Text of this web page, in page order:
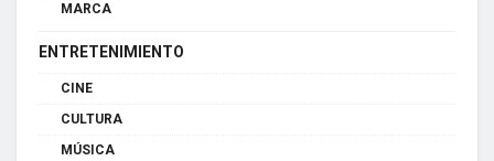
MARCA
ENTRETENIMIENTO
CINE
CULTURA
MÚSICA